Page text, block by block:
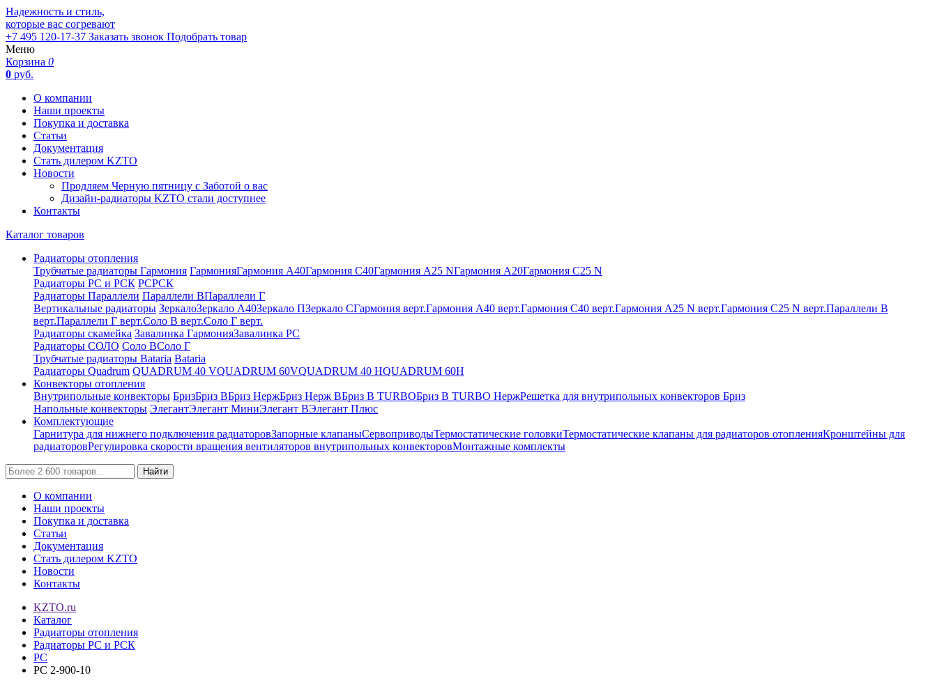
Надежность и стиль,
которые вас согревают
+7 495 120-17-37 Заказать звонок Подобрать товар
Меню
Корзина 0
0 руб.
О компании
Наши проекты
Покупка и доставка
Статьи
Документация
Стать дилером KZTO
Новости
Продляем Черную пятницу с Заботой о вас
Дизайн-радиаторы KZTO стали доступнее
Контакты
Каталог товаров
Радиаторы отопления
Трубчатые радиаторы Гармония ГармонияГармония А40Гармония С40Гармония А25 NГармония А20Гармония С25 N
Радиаторы РС и РСК РСРСК
Радиаторы Параллели Параллели ВПараллели Г
Вертикальные радиаторы ЗеркалоЗеркало А40Зеркало ПЗеркало СГармония верт.Гармония А40 верт.Гармония С40 верт.Гармония А25 N верт.Гармония С25 N верт.Параллели В
верт.Параллели Г верт.Соло В верт.Соло Г верт.
Радиаторы скамейка Завалинка ГармонияЗавалинка РС
Радиаторы СОЛО Соло ВСоло Г
Трубчатые радиаторы Bataria Bataria
Радиаторы Quadrum QUADRUM 40 VQUADRUM 60VQUADRUM 40 HQUADRUM 60H
Конвекторы отопления
Внутрипольные конвекторы БризБриз ВБриз НержБриз Нерж ВБриз В TURBOБриз В TURBO НержРешетка для внутрипольных конвекторов Бриз
Напольные конвекторы ЭлегантЭлегант МиниЭлегант ВЭлегант Плюс
Комплектующие
Гарнитура для нижнего подключения радиаторовЗапорные клапаныСервоприводыТермостатические головкиТермостатические клапаны для радиаторов отопленияКронштейны для
радиаторовРегулировка скорости вращения вентиляторов внутрипольных конвекторовМонтажные комплекты
Найти
О компании
Наши проекты
Покупка и доставка
Статьи
Документация
Стать дилером KZTO
Новости
Контакты
KZTO.ru
Каталог
Радиаторы отопления
Радиаторы РС и РСК
РС
РС 2-900-10